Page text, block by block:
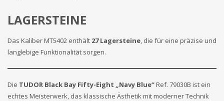
LAGERSTEINE
Das Kaliber MT5402 enthält 27 Lagersteine , die für eine präzise und
langlebige Funktionalität sorgen.
Die TUDOR Black Bay Fifty-Eight „Navy Blue“Ref. 79030B ist ein
echtes Meisterwerk, das klassische Ästhetik mit moderner Technik